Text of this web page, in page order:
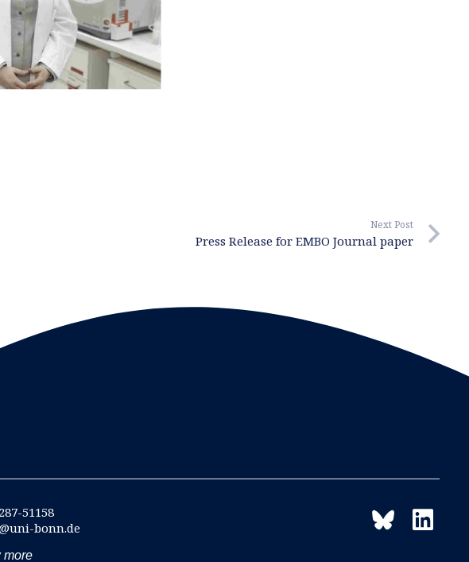
Next Post
Press Release for EMBO Journal paper
51158
bonn.de
more